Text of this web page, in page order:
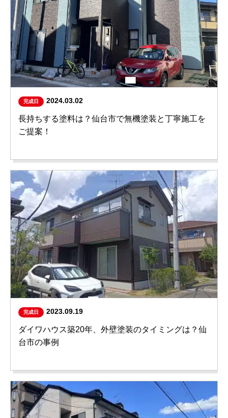
完成日 2024.03.02
長持ちする塗料は？仙台市で無機塗装と丁寧施工を
ご提案！
完成日 2023.09.19
ダイワハウス築20年、外壁塗装のタイミングは？仙
台市の事例